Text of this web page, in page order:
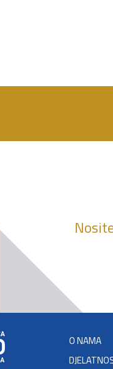
O NAMA